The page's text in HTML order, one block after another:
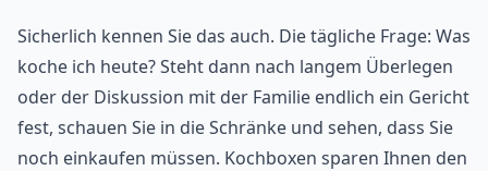
Sicherlich kennen Sie das auch. Die tägliche Frage: Was
koche ich heute? Steht dann nach langem Überlegen
oder der Diskussion mit der Familie endlich ein Gericht
fest, schauen Sie in die Schränke und sehen, dass Sie
noch einkaufen müssen. Kochboxen sparen Ihnen den